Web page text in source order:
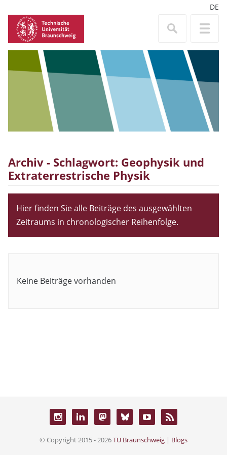
DE
Archiv - Schlagwort: Geophysik und
Extraterrestrische Physik
Hier finden Sie alle Beiträge des ausgewählten
Zeitraums in chronologischer Reihenfolge.
Keine Beiträge vorhanden
© Copyright 2015 - 2026TU Braunschweig | Blogs